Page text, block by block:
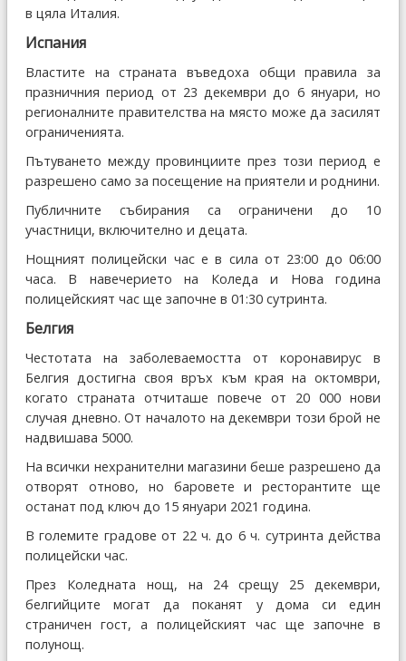
в цяла Италия.
Испания
Властите на страната въведоха общи правила за
празничния период от 23 декември до 6 януари, но
регионалните правителства на място може да засилят
ограниченията.
Пътуването между провинциите през този период е
разрешено само за посещение на приятели и роднини.
Публичните събирания са ограничени до 10
участници, включително и децата.
Нощният полицейски час е в сила от 23:00 до 06:00
часа. В навечерието на Коледа и Нова година
полицейският час ще започне в 01:30 сутринта.
Белгия
Честотата на заболеваемостта от коронавирус в
Белгия достигна своя връх към края на октомври,
когато страната отчиташе повече от 20 000 нови
случая дневно. От началото на декември този брой не
надвишава 5000.
На всички нехранителни магазини беше разрешено да
отворят отново, но баровете и ресторантите ще
останат под ключ до 15 януари 2021 година.
В големите градове от 22 ч. до 6 ч. сутринта действа
полицейски час.
През Коледната нощ, на 24 срещу 25 декември,
белгийците могат да поканят у дома си един
страничен гост, а полицейският час ще започне в
полунощ.